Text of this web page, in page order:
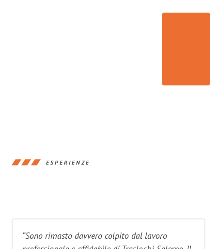
ESPERIENZE
“Sono rimasto davvero colpito dal lavoro